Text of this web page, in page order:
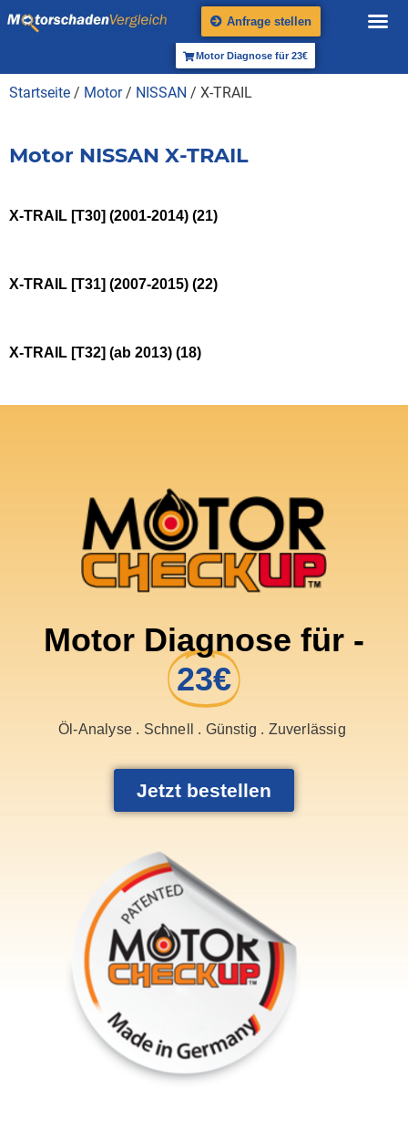
Anfrage stellen
Motor Diagnose für 23€
Startseite / Motor/ NISSAN / X-TRAIL
Motor NISSAN X-TRAIL
X-TRAIL [T30] (2001-2014) (21)
X-TRAIL [T31] (2007-2015) (22)
X-TRAIL [T32] (ab 2013) (18)
Motor Diagnose für -
23€
Öl-Analyse . Schnell . Günstig . Zuverlässig
Jetzt bestellen